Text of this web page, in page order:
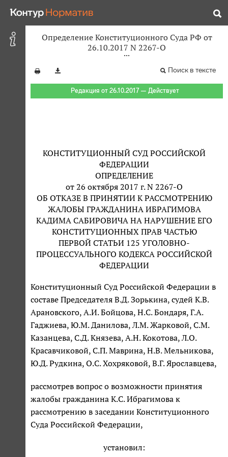
Определение Конституционного Суда РФ от
26.10.2017 N 2267-О
Поиск в тексте
Редакция от 26.10.2017 — Действует
КОНСТИТУЦИОННЫЙ СУД РОССИЙСКОЙ
ФЕДЕРАЦИИ
ОПРЕДЕЛЕНИЕ
от 26 октября 2017 г. N 2267-О
ОБ ОТКАЗЕ В ПРИНЯТИИ К РАССМОТРЕНИЮ
ЖАЛОБЫ ГРАЖДАНИНА ИБРАГИМОВА
КАДИМА САБИРОВИЧА НА НАРУШЕНИЕ ЕГО
КОНСТИТУЦИОННЫХ ПРАВ ЧАСТЬЮ
ПЕРВОЙ СТАТЬИ 125 УГОЛОВНО-
ПРОЦЕССУАЛЬНОГО КОДЕКСА РОССИЙСКОЙ
ФЕДЕРАЦИИ
Конституционный Суд Российской Федерации в
составе Председателя В.Д. Зорькина, судей К.В.
Арановского, А.И. Бойцова, Н.С. Бондаря, Г.А.
Гаджиева, Ю.М. Данилова, Л.М. Жарковой, С.М.
Казанцева, С.Д. Князева, А.Н. Кокотова, Л.О.
Красавчиковой, С.П. Маврина, Н.В. Мельникова,
Ю.Д. Рудкина, О.С. Хохряковой, В.Г. Ярославцева,
рассмотрев вопрос о возможности принятия
жалобы гражданина К.С. Ибрагимова к
рассмотрению в заседании Конституционного
Суда Российской Федерации,
установил: